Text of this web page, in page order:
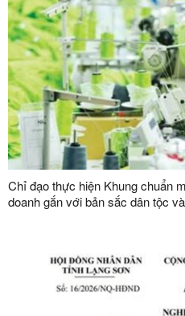
Chỉ đạo thực hiện Khung chuẩn
doanh gắn với bản sắc dân tộc